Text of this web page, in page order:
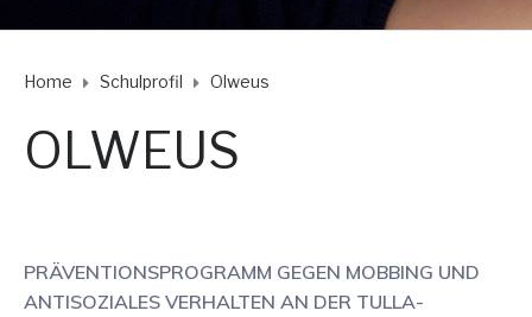
Home Schulprofil Olweus
OLWEUS
PRÄVENTIONSPROGRAMM GEGEN MOBBING UND
ANTISOZIALES VERHALTEN AN DER TULLA-